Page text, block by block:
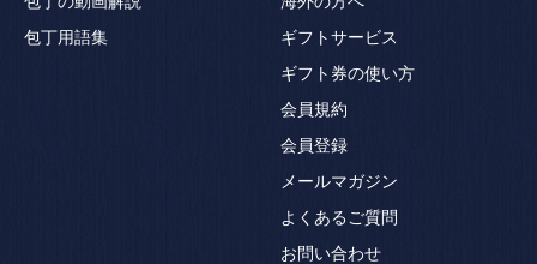
包丁用語集
ギフトサービス
ギフト券の使い方
会員規約
会員登録
メールマガジン
よくあるご質問
お問い合わせ